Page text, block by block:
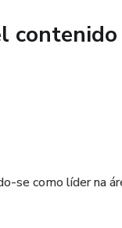
contenido
se como líder na